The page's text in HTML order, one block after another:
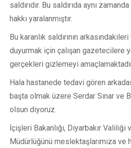
saldırıdır. Bu saldırıda aynı
hakkı yaralanmıştır.
Bu karanlık saldırının
duyurmak için çalışan gazetecilere
gerçekleri gizlemeyi
Hala hastanede tedavi gören
başta olmak üzere Serdar Sınar ve
olsun diyoruz.
İçişleri Bakanlığı, Diyarbakır Valiliği
Müdürlüğünü meslektaşlarımıza ve